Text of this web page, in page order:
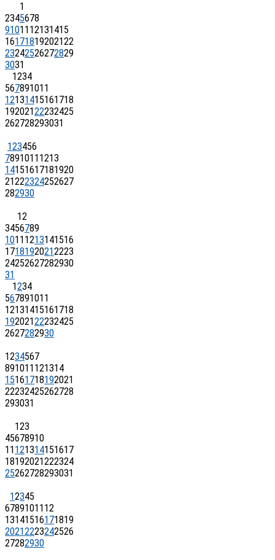
1
2345678
91011 12131415
16171819202122
23242526272829
3031
1234
567891011
12131415161718
19202122232425
262728293031
123456
7891011 1213
14151617181920
21222324252627
282930
12
3456789
1011 1213141516
17181920212223
24252627282930
31
1234
567891011
12131415161718
19202122232425
2627282930
1234567
891011 121314
15161718192021
22232425262728
293031
123
45678910
11 121314151617
18192021222324
25262728293031
12345
67891011 12
13141516171819
20212223242526
27282930